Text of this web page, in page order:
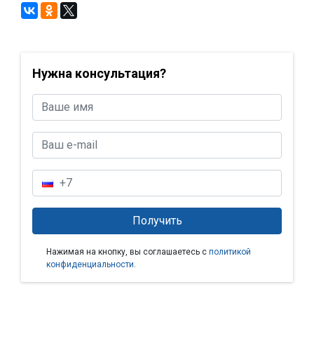
Нужна консультация?
Нажимая на кнопку, вы соглашаетесь с политикой
конфиденциальности